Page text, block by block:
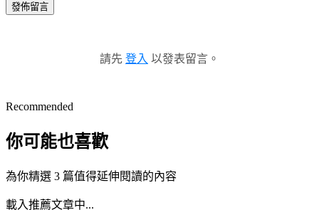
發佈留言
請先 登入 以發表留言。
Recommended
你可能也喜歡
為你精選 3 篇值得延伸閱讀的內容
載入推薦文章中...